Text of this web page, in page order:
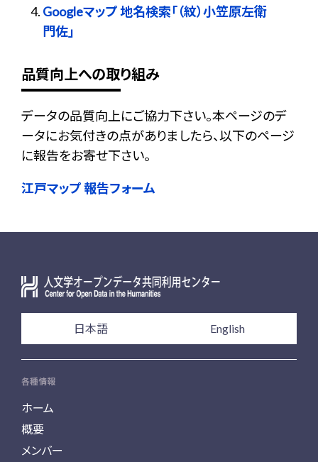
Googleマップ 地名検索「（紋）小笠原左衛
門佐」
品質向上への取り組み
データの品質向上にご協力下さい。本ページのデ
ータにお気付きの点がありましたら、以下のページ
に報告をお寄せ下さい。
江戸マップ 報告フォーム
日本語 English
各種情報
ホーム
概要
メンバー